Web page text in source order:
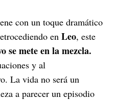
con un toque dramático
en Leo, este
se mete en la mezcla.
y al
La vida no será un
a parecer un episodio